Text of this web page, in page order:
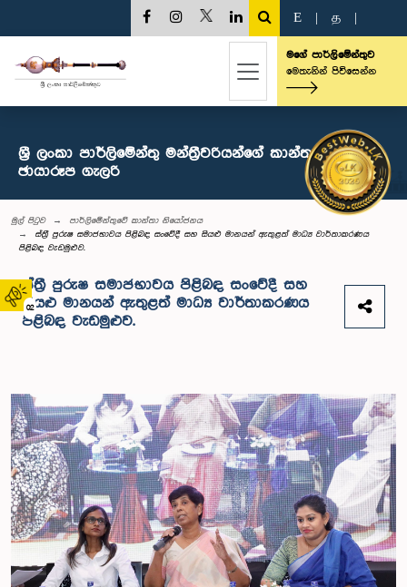
02
E த
මගේ පාර්ලිමේන්තුව
මෙතැනින් පිවිසෙන්න
ශ්‍රී ලංකා පාර්ලිමේන්තු මන්ත්‍රීවරියන්ගේ කාන්තා සංසදය -
ඡායාරූප ගැලරි
මුල් පිටුව
පාර්ලිමේන්තුවේ කාන්තා නියෝජනය
ස්ත්‍රී පුරුෂ සමාජභාවය පිළිබඳ සංවේදී සහ සියළු මානයන් ඇතුළත් මාධ්‍ය වාර්තාකරණය
පිළිබඳ වැඩමුළුව.
ස්ත්‍රී පුරුෂ සමාජභාවය පිළිබඳ සංවේදී සහ
සියළු මානයන් ඇතුළත් මාධ්‍ය වාර්තාකරණය
පිළිබඳ වැඩමුළුව.